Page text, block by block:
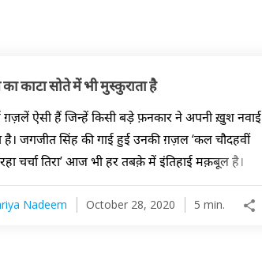
काटा सोते में भी मुस्कुराता है
ग़ज़लें ऐसी हैं जिन्हें किसी बड़े फ़नकार ने अपनी ख़ुश नवाई
जगजीत सिंह की गाई हुई उनकी ग़ज़ल ‘कल चौदहवीं
चर्चा तिरा’ आज भी हर तबक़े में इंतिहाई मक़बूल है।
Nadeem October 28, 2020 5 min.